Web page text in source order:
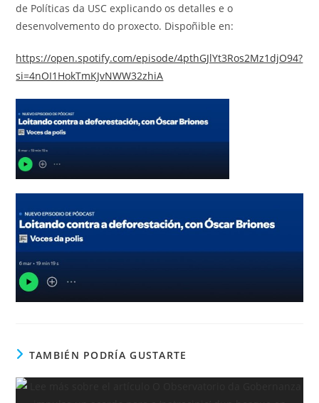
de Políticas da USC explicando os detalles e o
desenvolvemento do proxecto. Dispoñible en:
https://open.spotify.com/episode/4pthGJlYt3Ros2Mz1djO94?
si=4nOI1HokTmKJvNWW32zhiA
TAMBIÉN PODRÍA GUSTARTE